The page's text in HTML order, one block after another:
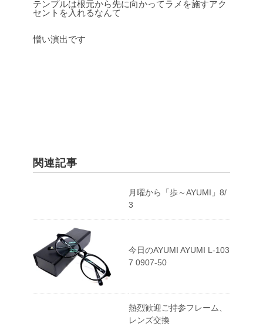
テンプルは根元から先に向かってラメを施すアク
セントを入れるなんて
憎い演出です
関連記事
月曜から「歩～AYUMI」8/
3
今日のAYUMI AYUMI L-103
7 0907-50
熱烈歓迎ご持参フレーム、
レンズ交換